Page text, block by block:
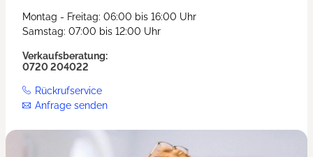
Montag - Freitag: 06:00 bis 16:00 Uhr
Samstag: 07:00 bis 12:00 Uhr
Verkaufsberatung:
0720 204022
Rückrufservice
Anfrage senden